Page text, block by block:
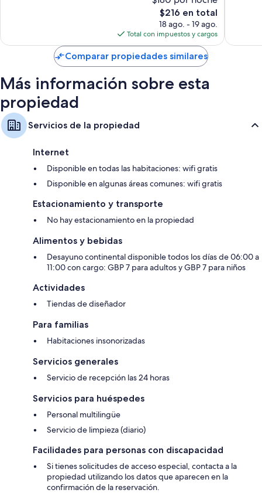
El
precio
actual
es
de
$216
$216 en total
18 ago. - 19 ago.
Total con impuestos y cargos
Comparar propiedades similares
Más información sobre esta
propiedad
Servicios de la propiedad
Internet
Disponible en todas las habitaciones: wifi gratis
Disponible en algunas áreas comunes: wifi gratis
Estacionamiento y transporte
No hay estacionamiento en la propiedad
Alimentos y bebidas
Desayuno continental disponible todos los días de 06:00 a
11:00 con cargo: GBP 7 para adultos y GBP 7 para niños
Actividades
Tiendas de diseñador
Para familias
Habitaciones insonorizadas
Servicios generales
Servicio de recepción las 24 horas
Servicios para huéspedes
Personal multilingüe
Servicio de limpieza (diario)
Facilidades para personas con discapacidad
Si tienes solicitudes de acceso especial, contacta a la
propiedad utilizando los datos que aparecen en la
confirmación de la reservación.